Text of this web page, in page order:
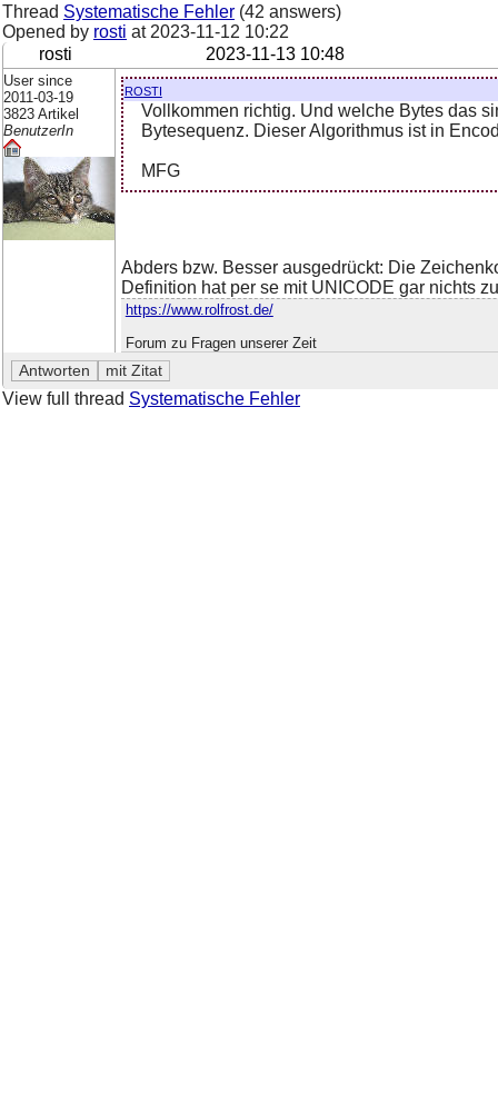
Thread Systematische Fehler (42 answers)
Opened by rosti at 2023-11-12 10:22
rosti
2023-11-13 10:48
User since
2011-03-19
3823 Artikel
BenutzerIn
rosti
Vollkommen richtig. Und welche Bytes das
Bytesequenz. Dieser Algorithmus ist in
MFG
Abders bzw. Besser ausgedrückt: Die
Definition hat per se mit UNICODE gar nichts
https://www.rolfrost.de/
Forum zu Fragen unserer Zeit
View full thread Systematische Fehler